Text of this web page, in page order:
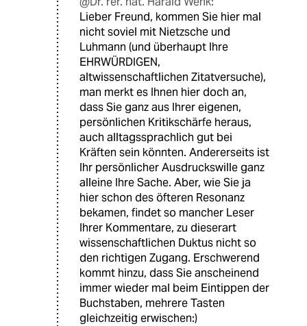
Lieber Freund, kommen Sie hier mal
nicht soviel mit Nietzsche und
Luhmann (und überhaupt Ihre
EHRWÜRDIGEN,
altwissenschaftlichen Zitatversuche),
man merkt es Ihnen hier doch an,
dass Sie ganz aus Ihrer eigenen,
persönlichen Kritikschärfe heraus,
auch alltagssprachlich gut bei
Kräften sein könnten. Andererseits ist
Ihr persönlicher Ausdruckswille ganz
alleine Ihre Sache. Aber, wie Sie ja
hier schon des öfteren Resonanz
bekamen, findet so mancher Leser
Ihrer Kommentare, zu dieserart
wissenschaftlichen Duktus nicht so
den richtigen Zugang. Erschwerend
kommt hinzu, dass Sie anscheinend
immer wieder mal beim Eintippen der
Buchstaben, mehrere Tasten
gleichzeitig erwischen:)